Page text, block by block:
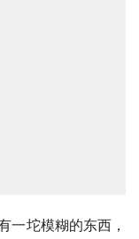
一坨模糊的东西，